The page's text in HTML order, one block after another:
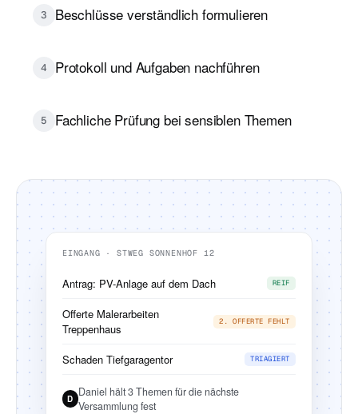
3 Beschlüsse verständlich formulieren
4 Protokoll und Aufgaben nachführen
5 Fachliche Prüfung bei sensiblen Themen
EINGANG · STWEG SONNENHOF 12
Antrag: PV-Anlage auf dem Dach REIF
Offerte Malerarbeiten
Treppenhaus
2. OFFERTE FEHLT
Schaden Tiefgaragentor TRIAGIERT
D Daniel hält 3 Themen für die nächste
Versammlung fest